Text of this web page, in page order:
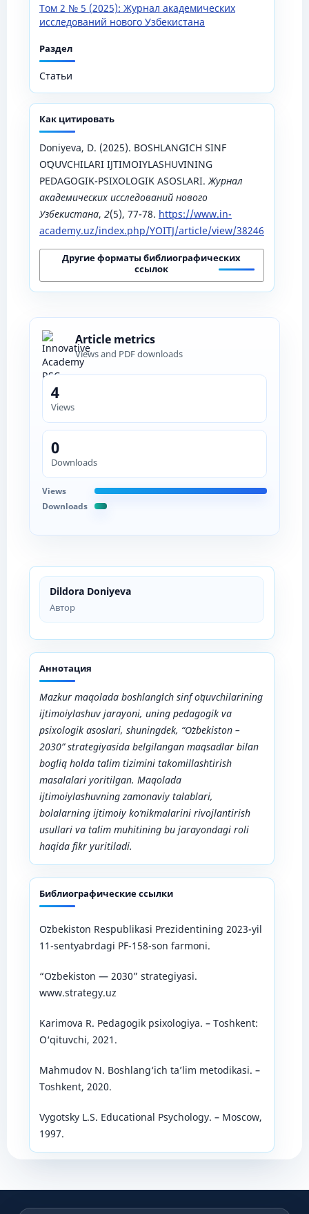
Dildora Doniyeva
Автор
Аннотация
Mazkur maqolada boshlangʻich sinf oʻquvchilarining
ijtimoiylashuv jarayoni, uning pedagogik va
psixologik asoslari, shuningdek, “Oʻzbekiston –
2030” strategiyasida belgilangan maqsadlar bilan
bogʻliq holda taʼlim tizimini takomillashtirish
masalalari yoritilgan. Maqolada
ijtimoiylashuvning zamonaviy talablari,
bolalarning ijtimoiy ko‘nikmalarini rivojlantirish
usullari va taʼlim muhitining bu jarayondagi roli
haqida fikr yuritiladi.
Библиографические ссылки
Oʻzbekiston Respublikasi Prezidentining 2023-yil
11-sentyabrdagi PF-158-son farmoni.
“Oʻzbekiston — 2030” strategiyasi.
www.strategy.uz
Karimova R. Pedagogik psixologiya. – Toshkent:
O‘qituvchi, 2021.
Mahmudov N. Boshlang‘ich ta’lim metodikasi. –
Toshkent, 2020.
Vygotsky L.S. Educational Psychology. – Moscow,
1997.
Том 2 № 5 (2025): Журнал академических
исследований нового Узбекистана
Раздел
Статьи
Как цитировать
Doniyeva, D. (2025). BOSHLANGʻICH SINF
OʻQUVCHILARI IJTIMOIYLASHUVINING
PEDAGOGIK-PSIXOLOGIK ASOSLARI.Журнал
академических исследований нового
Узбекистана, 2(5), 77-78. https://www.in-
academy.uz/index.php/YOITJ/article/view/38246
Другие форматы библиографических
ссылок
Article metrics
Views and PDF downloads
4
Views
0
Downloads
Views
Downloads